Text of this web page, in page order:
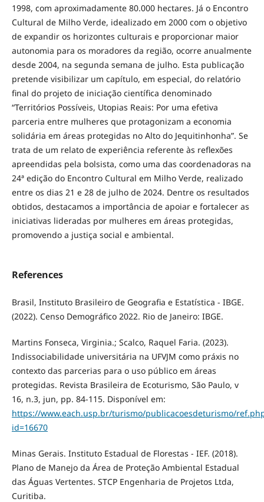
1998, com aproximadamente 80.000 hectares. Já o Encontro
Cultural de Milho Verde, idealizado em 2000 com o objetivo
de expandir os horizontes culturais e proporcionar maior
autonomia para os moradores da região, ocorre anualmente
desde 2004, na segunda semana de julho. Esta publicação
pretende visibilizar um capítulo, em especial, do relatório
final do projeto de iniciação científica denominado
“Territórios Possíveis, Utopias Reais: Por uma efetiva
parceria entre mulheres que protagonizam a economia
solidária em áreas protegidas no Alto do Jequitinhonha”. Se
trata de um relato de experiência referente às reflexões
apreendidas pela bolsista, como uma das coordenadoras na
24ª edição do Encontro Cultural em Milho Verde, realizado
entre os dias 21 e 28 de julho de 2024. Dentre os resultados
obtidos, destacamos a importância de apoiar e fortalecer as
iniciativas lideradas por mulheres em áreas protegidas,
promovendo a justiça social e ambiental.
References
Brasil, Instituto Brasileiro de Geografia e Estatística - IBGE.
(2022). Censo Demográfico 2022. Rio de Janeiro: IBGE.
Martins Fonseca, Virginia.; Scalco, Raquel Faria. (2023).
Indissociabilidade universitária na UFVJM como práxis no
contexto das parcerias para o uso público em áreas
protegidas. Revista Brasileira de Ecoturismo, São Paulo, v
16, n.3, jun, pp. 84-115. Disponível em:
https://www.each.usp.br/turismo/publicacoesdeturismo/
id=16670
Minas Gerais. Instituto Estadual de Florestas - IEF. (2018).
Plano de Manejo da Área de Proteção Ambiental Estadual
das Águas Vertentes. STCP Engenharia de Projetos Ltda,
Curitiba.